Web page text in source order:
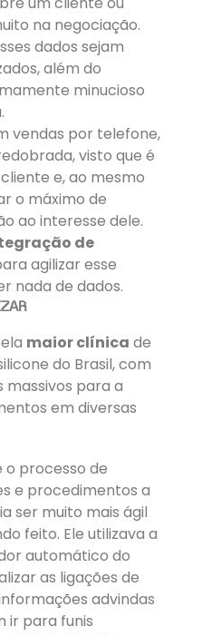
na negociação.
dados sejam
além do
minucioso
vendas por telefone,
visto que é
e, ao mesmo
o máximo de
ao interesse dele.
de
agilizar esse
nada de dados.
maior clínica de
do Brasil, com
para a
em diversas
o processo de
e procedimentos a
ser muito mais ágil
feito. Ele utilizava a
automático do
as ligações de
advindas
ir para funis